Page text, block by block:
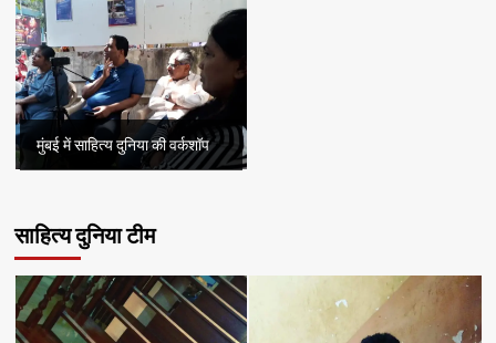
मुंबई में साहित्य दुनिया की वर्कशॉप
साहित्य दुनिया टीम